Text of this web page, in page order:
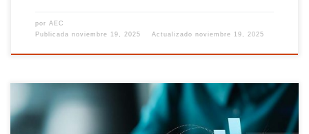
por AEC
Publicada noviembre 19, 2025 Actualizado noviembre 19, 2025